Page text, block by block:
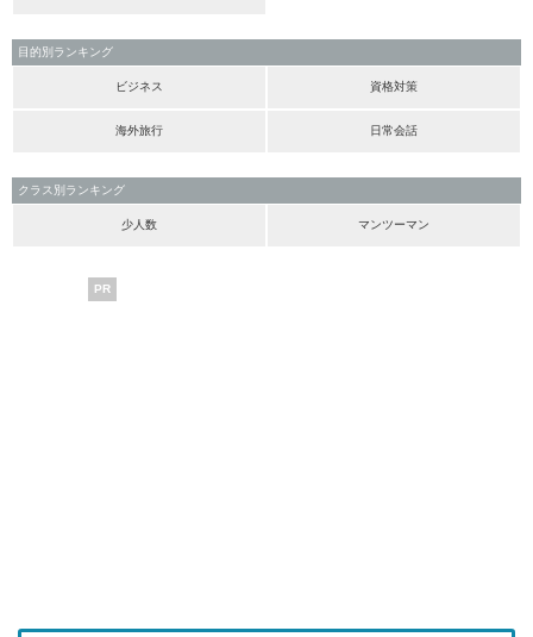
目的別ランキング
ビジネス 資格対策
海外旅行 日常会話
クラス別ランキング
少人数 マンツーマン
PR